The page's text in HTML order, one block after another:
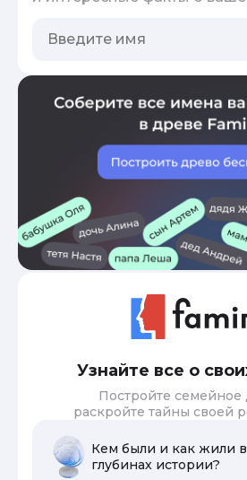
Узнайте все о
Постройте
раскройте тайны своей
Кем были и как жили
глубинах истории?